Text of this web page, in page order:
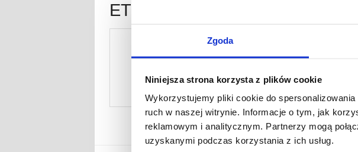
Zgoda
Niniejsza strona korzysta z plików cookie
Wykorzystujemy pliki cookie do
ruch w naszej witrynie. Informacje o tym, jak
reklamowym i analitycznym. Partnerzy mogą
uzyskanymi podczas korzystania z ich usług.
ETUI & AKCESORIA DO
NOKIA T20 ETUI & AKCESORIA NOKIA T21 ETUI &